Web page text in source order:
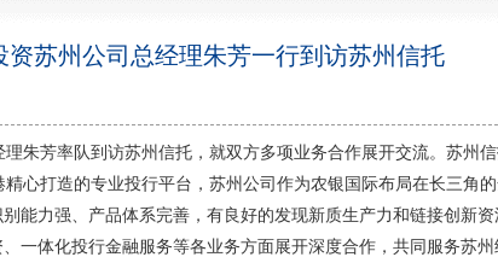
资苏州公司总经理朱芳一行到访苏州信托
朱芳率队到访苏州信托，就双方多项业务合作展开交流。苏州信
心打造的专业投行平台，苏州公司作为农银国际布局在长三角
能力强、产品体系完善，有良好的发现新质生产力和链接创新
一体化投行金融服务等各业务方面展开深度合作，共同服务苏